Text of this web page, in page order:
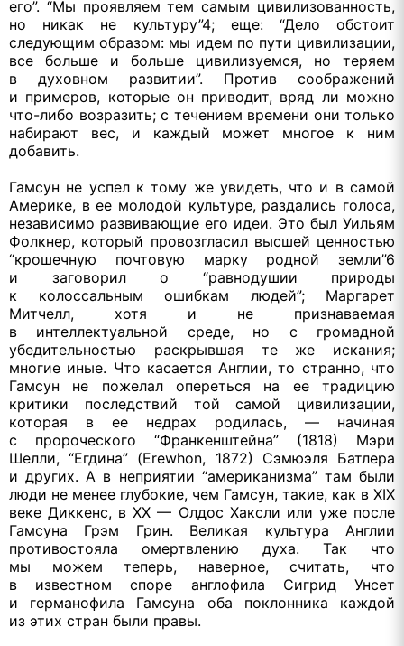
его”. “Мы проявляем тем самым цивилизованность,
но никак
не культуру”4;еще: “Дело обстоит
следующим образом: мы идем по пути цивилизации,
все больше и больше цивилизуемся, но теряем
в духовном развитии”. Против соображений
и примеров, которые он приводит, вряд ли можно
что-либо возразить; с течением времени они только
набирают вес, и каждый может многое к ним
добавить.
Гамсун не успел к тому жеувидеть, что и в самой
Америке, вее молодой культуре, раздались голоса,
независимо развивающие его идеи. Это был Уильям
Фолкнер, который провозгласил высшей ценностью
“крошечную почтовую марку родной земли”6
и заговорило “равнодушии природы
к колоссальным ошибкам людей”; Маргарет
Митчелл, хотя и не признаваемая
в интеллектуальной среде, но с громадной
убедительностью раскрывшая те же искания;
многие иные. Что касается Англии, то странно, что
Гамсун не пожелалопереться на ее традицию
критики последствий той самой цивилизации,
которая в ее недрах родилась, — начиная
с пророческого “Франкенштейна” (1818) Мэри
Шелли, “Егдина” (Erewhon, 1872) Сэмюэля Батлера
и других. А в неприятии “американизма” там были
люди не менее глубокие, чем Гамсун, такие, как в XIX
веке Диккенс, вXX — Олдос Хаксли или уже после
Гамсуна Грэм Грин. Великая культура Англии
противостояла омертвлению духа. Так что
мы можем теперь, наверное, считать, что
в известном споре англофила Сигрид Унсет
и германофила Гамсуна оба поклонника каждой
из этих стран были правы.